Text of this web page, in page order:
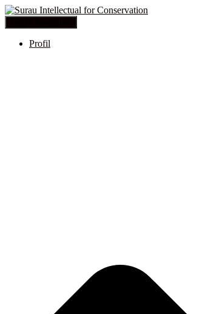
Profil